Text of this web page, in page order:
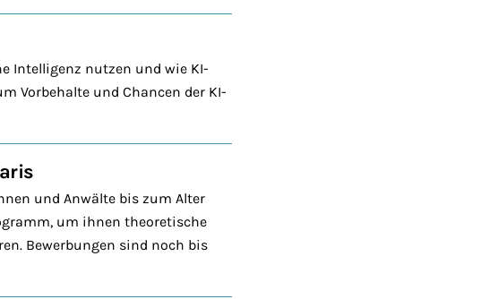
Intelligenz nutzen und wie KI-
Vorbehalte und Chancen der KI-
und Anwälte bis zum Alter
um ihnen theoretische
Bewerbungen sind noch bis